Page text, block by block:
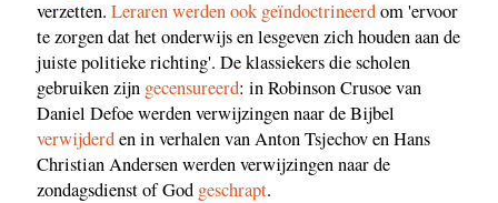
verzetten. Leraren werden ook geïndoctrineerdom 'ervoor
te zorgen dat het onderwijs en lesgeven zich houden aan de
juiste politieke richting'. De klassiekers die scholen
gebruiken zijn gecensureerd: in Robinson Crusoe van
Daniel Defoe werden verwijzingen naar de Bijbel
verwijderden in verhalen van Anton Tsjechov en Hans
Christian Andersen werden verwijzingen naar de
zondagsdienst of God geschrapt.